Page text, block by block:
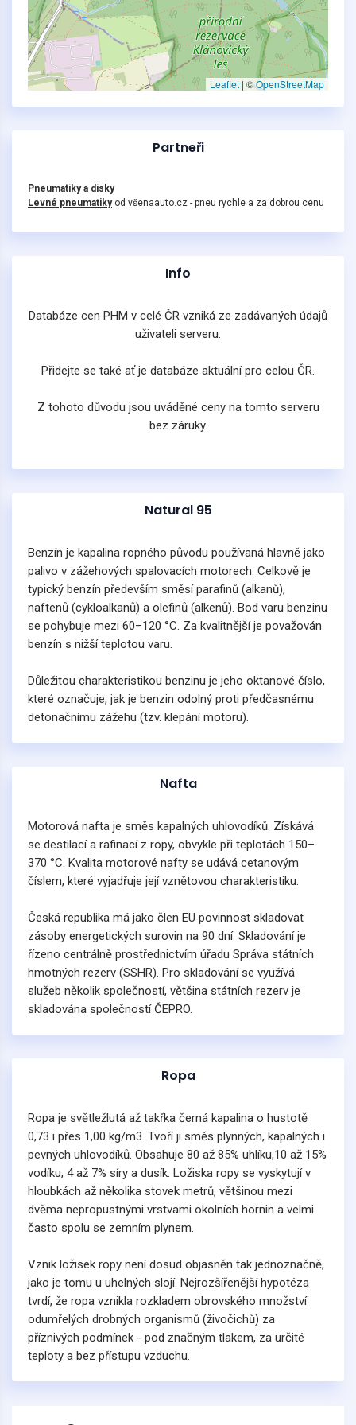
Leaflet | ©OpenStreetMap
Partneři
Pneumatiky a disky
Levné pneumatikyod všenaauto.cz - pneu rychle a za dobrou cenu
Info
Databáze cen PHM v celé ČR vzniká ze zadávaných údajů
uživateli serveru.
Přidejte se také ať je databáze aktuální pro celou ČR.
Z tohoto důvodu jsou uváděné ceny na tomto serveru
bez záruky.
Natural 95
Benzín je kapalina ropného původu používaná hlavně jako
palivo v zážehových spalovacích motorech. Celkově je
typický benzín především směsí parafinů (alkanů),
naftenů (cykloalkanů) a olefinů (alkenů). Bod varu benzinu
se pohybuje mezi 60–120 °C. Za kvalitnější je považován
benzín s nižší teplotou varu.
Důležitou charakteristikou benzinu je jeho oktanové číslo,
které označuje, jak je benzin odolný proti předčasnému
detonačnímu zážehu (tzv. klepání motoru).
Nafta
Motorová nafta je směs kapalných uhlovodíků. Získává
se destilací a rafinací z ropy, obvykle při teplotách 150–
370 °C. Kvalita motorové nafty se udává cetanovým
číslem, které vyjadřuje její vznětovou charakteristiku.
Česká republika má jako člen EU povinnost skladovat
zásoby energetických surovin na 90 dní. Skladování je
řízeno centrálně prostřednictvím úřadu Správa státních
hmotných rezerv (SSHR). Pro skladování se využívá
služeb několik společností, většina státních rezerv je
skladována společností ČEPRO.
Ropa
Ropa je světležlutá až takřka černá kapalina o hustotě
0,73 i přes 1,00 kg/m3. Tvoří ji směs plynných, kapalných i
pevných uhlovodíků. Obsahuje 80 až 85% uhlíku,10 až 15%
vodíku, 4 až 7% síry a dusík. Ložiska ropy se vyskytují v
hloubkách až několika stovek metrů, většinou mezi
dvěma nepropustnými vrstvami okolních hornin a velmi
často spolu se zemním plynem.
Vznik ložisek ropy není dosud objasněn tak jednoznačně,
jako je tomu u uhelných slojí. Nejrozšířenější hypotéza
tvrdí, že ropa vznikla rozkladem obrovského množství
odumřelých drobných organismů (živočichů) za
příznivých podmínek - pod značným tlakem, za určité
teploty a bez přístupu vzduchu.